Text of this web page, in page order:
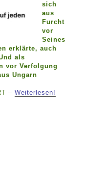
sich
aus
Furcht
vor
Seines
erklärte, auch
als
vor Verfolgung
Ungarn
– Weiterlesen!